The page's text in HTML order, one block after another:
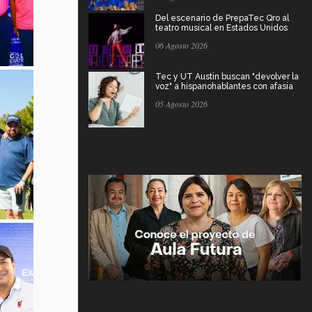
Del escenario de PrepaTec Qro al
teatro musical en Estados Unidos
06 Agosto 2026
Tec y UT Austin buscan "devolver la
voz" a hispanohablantes con afasia
05 Agosto 2026